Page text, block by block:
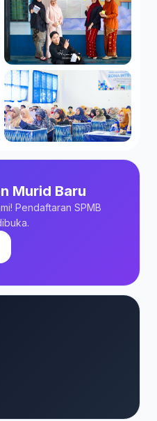
Murid Baru
Pendaftaran SPMB